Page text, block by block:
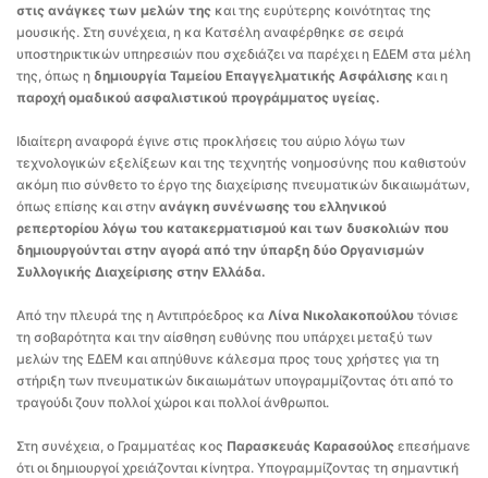
στις ανάγκες των μελών της και της ευρύτερης κοινότητας της
μουσικής. Στη συνέχεια, η κα Κατσέλη αναφέρθηκε σε σειρά
υποστηρικτικών υπηρεσιών που σχεδιάζει να παρέχει η ΕΔΕΜ στα μέλη
της, όπως η δημιουργία Ταμείου Επαγγελματικής Ασφάλισης και η
παροχή ομαδικού ασφαλιστικού προγράμματος υγείας.
Ιδιαίτερη αναφορά έγινε στις προκλήσεις του αύριο λόγω των
τεχνολογικών εξελίξεων και της τεχνητής νοημοσύνης που καθιστούν
ακόμη πιο σύνθετο το έργο της διαχείρισης πνευματικών δικαιωμάτων,
όπως επίσης και στην ανάγκη συνένωσης του ελληνικού
ρεπερτορίου λόγω του κατακερματισμού και των δυσκολιών που
δημιουργούνται στην αγορά από την ύπαρξη δύο Οργανισμών
Συλλογικής Διαχείρισης στην Ελλάδα.
Από την πλευρά της η Αντιπρόεδρος κα Λίνα Νικολακοπούλου τόνισε
τη σοβαρότητα και την αίσθηση ευθύνης που υπάρχει μεταξύ των
μελών της ΕΔΕΜ και απηύθυνε κάλεσμα προς τους χρήστες για τη
στήριξη των πνευματικών δικαιωμάτων υπογραμμίζοντας ότι από το
τραγούδι ζουν πολλοί χώροι και πολλοί άνθρωποι.
Στη συνέχεια, ο Γραμματέας κος Παρασκευάς Καρασούλος επεσήμανε
ότι οι δημιουργοί χρειάζονται κίνητρα. Υπογραμμίζοντας τη σημαντική